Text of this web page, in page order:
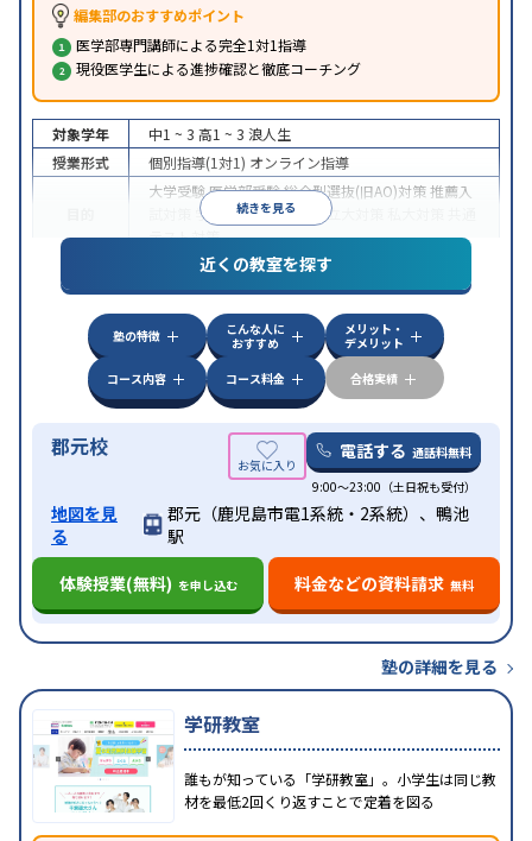
編集部のおすすめポイント
医学部専門講師による完全1対1指導
現役医学生による進捗確認と徹底コーチング
続きを見る
対象学年 中1 ~ 3 高1 ~ 3 浪人生
授業形式
個別指導(1対1) オンライン指導
大学受験医学部受験総合型選抜(旧AO)対策推薦入
学校別特化対策 国公立大対策
テスト対策
特徴
中高一貫校生に対応授業の振替可能
オンライン対応1科目から受講可能季節講習の
みの受講可
自習室あり
近くの教室を探す
塾の特徴
こんな人に
おすすめ
メリット・
デメリット
コース内容
コース料金 合格実績
郡元校 電話する 通話料無料
9:00～23:00（土日祝も受付）
地図を見
る
郡元（鹿児島市電1系統・2系統）、鴨池
駅
体験授業(無料) を申し込む 料金などの資料請求 無料
塾の詳細を見る
学研教室
誰もが知っている「学研教室」。小学生は同じ教
材を最低2回くり返すことで定着を図る